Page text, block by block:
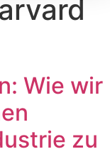
Wie wir
zu